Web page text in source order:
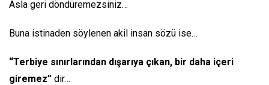
Asla geri döndüremezsiniz…
Buna istinaden söylenen akil insan sözü ise…
“Terbiye sınırlarından dışarıya çıkan, bir daha içeri
giremez” dir…